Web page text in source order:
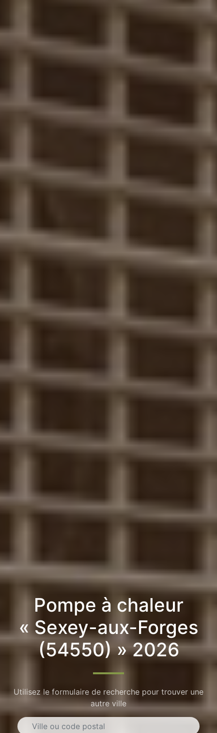
Pompe à chaleur
« Sexey-aux-Forges
(54550) » 2026
Utilisez le formulaire de recherche pour trouver une
autre ville